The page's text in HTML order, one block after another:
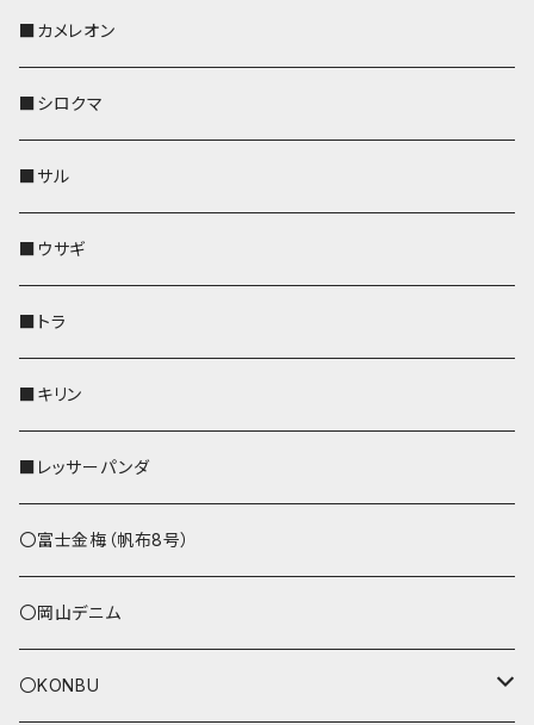
その他
靴下・ミニタオル
その他
スマホケース
財布
靴下・ミニタオル
その他
靴下・ミニタオル
財布
その他
レザートレイ
財布
靴下・ミニタオル
その他
KONBU
AppleWatchバンド
ペットボトルホルダー
ペンホルダー
靴下・ミニタオル
財布
その他
ペットボトルホルダー
AppleWatchバンド
財布
その他
キーケース
名刺入れ・カードケース
AppleWatchバンド
財布
ペンホルダー
IDカードケース
ペットボトルホルダー
その他
リール付きストラップ
リールのみ
ストラップ付
名刺入れ
AppleWatchバンド
メガネケース
財布
メガネケース
リール付きストラップ
リールのみ
ストラップ付
ペットボトルホルダー
キーケース
ペンホルダー
AppleWatchバンド
L字ファスナー財布
その他
メガネケース
名刺入れ
財布
Apple Watchバンド
■カメレオン
■シロクマ
■サル
■ウサギ
■トラ
■キリン
■レッサーパンダ
〇富士金梅（帆布8号）
〇岡山デニム
〇KONBU